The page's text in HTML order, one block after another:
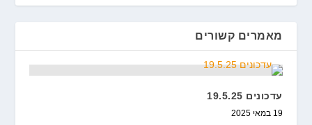
מאמרים קשורים
עדכונים 19.5.25
19 במאי 2025